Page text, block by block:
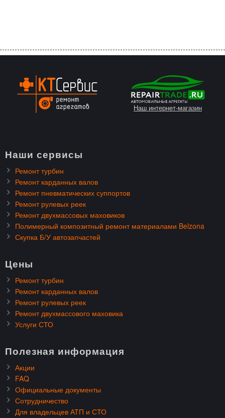
Наш интернет-магазин
Наши сервисы
Ремонт турбин
Ремонт карданных валов
Ремонт пневматических суппортов
Ремонт рулевых реек
Ремонт двухмассовых маховиков
Полимерный композитный ремонт материалами Belzona
Скупка Б/У автозапчастей
Цены
Ремонт турбин
Ремонт карданных валов
Ремонт рулевых реек
Ремонт двухмассового маховика
Услуги СТО
Полезная информация
Акции
FAQ
Официальные документы
Сотрудничество
Для владельцев АТП и СТО